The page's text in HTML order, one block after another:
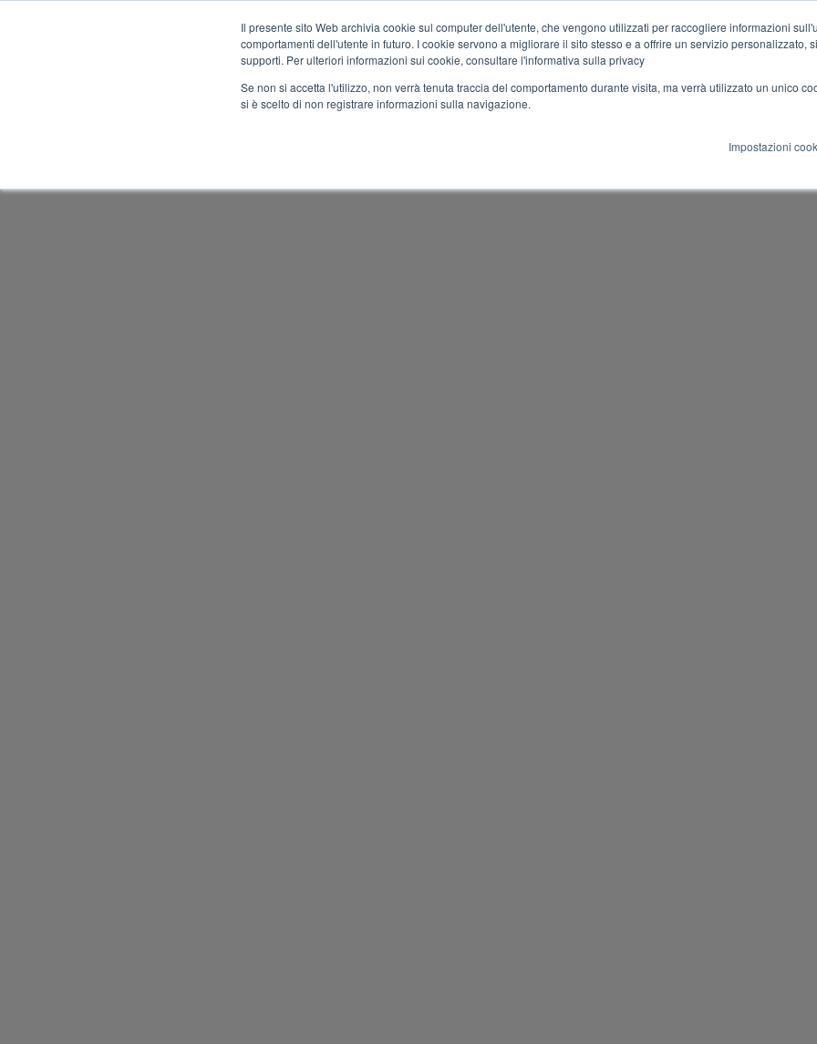
Il presente sito Web archivia cookie sul computer dell'utente, che vengono utilizzati per raccogliere informazioni
comportamenti dell'utente in futuro. I cookie servono a migliorare il sito stesso e a offrire un servizio personalizzato,
supporti. Per ulteriori informazioni sui cookie, consultare l'informativa sulla privacy
Se non si accetta l'utilizzo, non verrà tenuta traccia del comportamento durante visita, ma verrà utilizzato un unico
si è scelto di non registrare informazioni sulla navigazione.
Impostazioni
MENU Courses Teachers Certification Culture